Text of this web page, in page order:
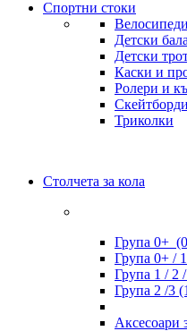
Спортни стоки
Велосипеди
Детски
Детски
Каски и
Ролери и
Скейтборди
Триколки
Столчета за кола
Група 0+
Група 0+ /
Група 1 / 2
Група 2 /3
Аксесоари